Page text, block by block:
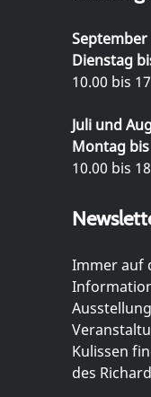
September
Dienstag
10.00 bis
Juli und
Montag
10.00 bis
Immer auf
Kulissen
des